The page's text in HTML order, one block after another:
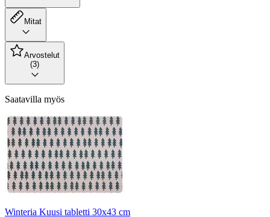
Mitat
Arvostelut
(3)
Saatavilla myös
Winteria Kuusi tabletti 30x43 cm